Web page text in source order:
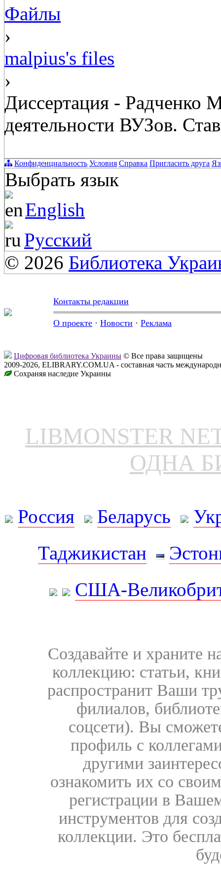
Файлы
›
malpius's files
›
Диссертация - Радченко
деятельности ВУЗов.
Конфиденциальность Условия Справка Пригласить друга
Выбрать язык
English
Русский
© 2026 Библиотека
Контакты редакции
О проекте · Новости · Реклама
Цифровая библиотека Украины © Все права защищены
2009-2026, ELIBRARY.COM.UA - составная часть
Сохраняя наследие Украины
LIBMONSTER
ОДНА
Россия Беларусь
Таджикистан
США-
Создавайте и храните
коллекцию: статьи,
распространит Ваши
филиалов,
соцсети). Вы
профиль с
другими
ознакомить их со
регистрации в
инструментов для
коллекции. Это